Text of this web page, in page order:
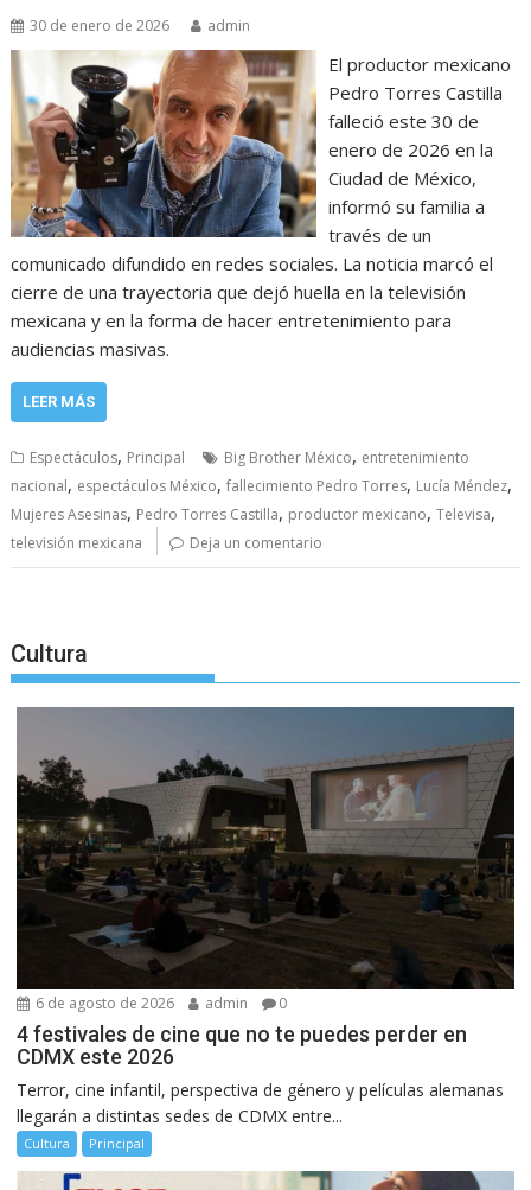
30 de enero de 2026 admin
El productor mexicano
Pedro Torres Castilla
falleció este 30 de
enero de 2026 en la
Ciudad de México,
informó su familia a
través de un
comunicado difundido en redes sociales. La noticia marcó el
cierre de una trayectoria que dejó huella en la televisión
mexicana y en la forma de hacer entretenimiento para
audiencias masivas.
LEER MÁS
Espectáculos, Principal Big Brother México, entretenimiento
nacional, espectáculos México,fallecimiento Pedro Torres, Lucía Méndez,
Mujeres Asesinas, Pedro Torres Castilla, productor mexicano,Televisa,
televisión mexicana Deja un comentario
Cultura
6 de agosto de 2026 admin 0
4 festivales de cine que no te puedes perder en
CDMX este 2026
Terror, cine infantil, perspectiva de género y películas alemanas
llegarán a distintas sedes de CDMX entre...
Cultura Principal